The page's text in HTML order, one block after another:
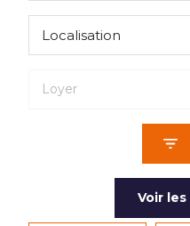
Localisation
Loyer
Voir les